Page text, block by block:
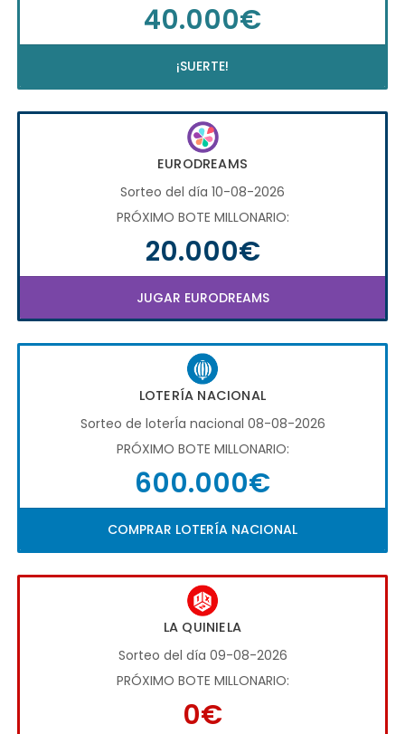
40.000€
¡SUERTE!
EURODREAMS
Sorteo del día 10-08-2026
PRÓXIMO BOTE MILLONARIO:
20.000€
JUGAR EURODREAMS
LOTERÍA NACIONAL
Sorteo de loterÍa nacional 08-08-2026
PRÓXIMO BOTE MILLONARIO:
600.000€
COMPRAR LOTERÍA NACIONAL
LA QUINIELA
Sorteo del día 09-08-2026
PRÓXIMO BOTE MILLONARIO:
0€